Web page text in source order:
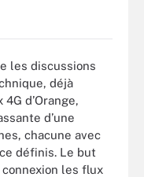
les discussions
déjà
d’Orange,
d’une
chacune avec
définis. Le but
les flux